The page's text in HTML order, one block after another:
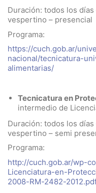
Duración: todos los
vespertino – presencial
Programa:
https://cuch.gob.ar/
nacional/tecnicatura-
alimentarias/
Tecnicatura en
intermedio de
Duración: todos los
vespertino – semi
Programa:
http://cuch.gob.ar/wp-
Licenciatura-en-
2008-RM-2482-